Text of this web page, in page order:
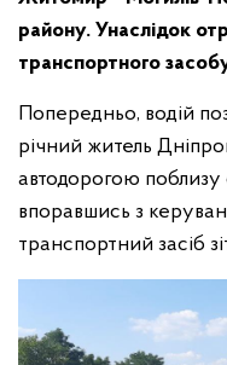
району. Унаслідок
транспортного
Попередньо, водій
річний житель
автодорогою поблизу
впоравшись з
транспортний засіб